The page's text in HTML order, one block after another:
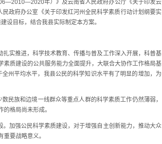
年）》及云南省人民政府办公厅《关于印发云
政府办公室《关于印发红河州全民科学素质行动计划纲要实
目标，结合我县实际制定本方案。
实推进，科学技术教育、传播与普及工作深入开展，科普基
质建设的公共服务能力全面提升，大联合大协作工作格局基
州平均水平，我县公民的科学知识水平有了明显的增加，为
族和边境一线群众等重点人群的科学素质工作仍然薄弱，
格局尚未形成。
加强公民科学素质建设，对于增强自主创新能力，推动大众
要战略意义。